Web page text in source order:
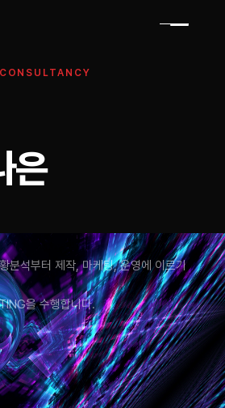
은
분석부터 제작, 마케팅, 운영에 이르기
을 수행합니다.